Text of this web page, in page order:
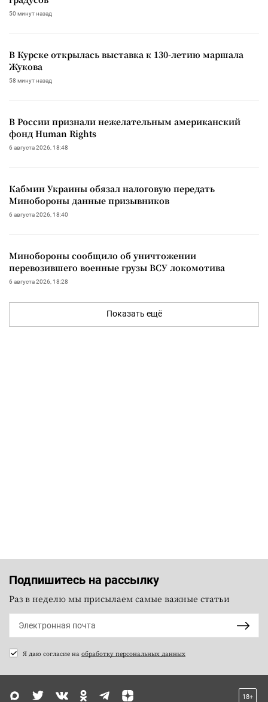
50 минут назад
В Курске открылась выставка к 130-летию маршала
Жукова
58 минут назад
В России признали нежелательным американский
фонд Human Rights
6 августа 2026, 18:48
Кабмин Украины обязал налоговую передать
Минобороны данные призывников
6 августа 2026, 18:40
Минобороны сообщило об уничтожении
перевозившего военные грузы ВСУ локомотива
6 августа 2026, 18:28
Показать ещё
Подпишитесь на рассылку
Раз в неделю мы присылаем самые важные статьи
Я даю согласие на обработку персональных данных
18+